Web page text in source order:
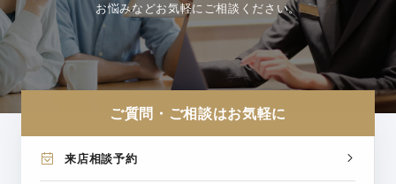
お悩みなどお気軽にご相談ください。
ご質問・ご相談はお気軽に
来店相談予約